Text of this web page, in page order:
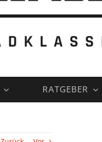
RATGEBER